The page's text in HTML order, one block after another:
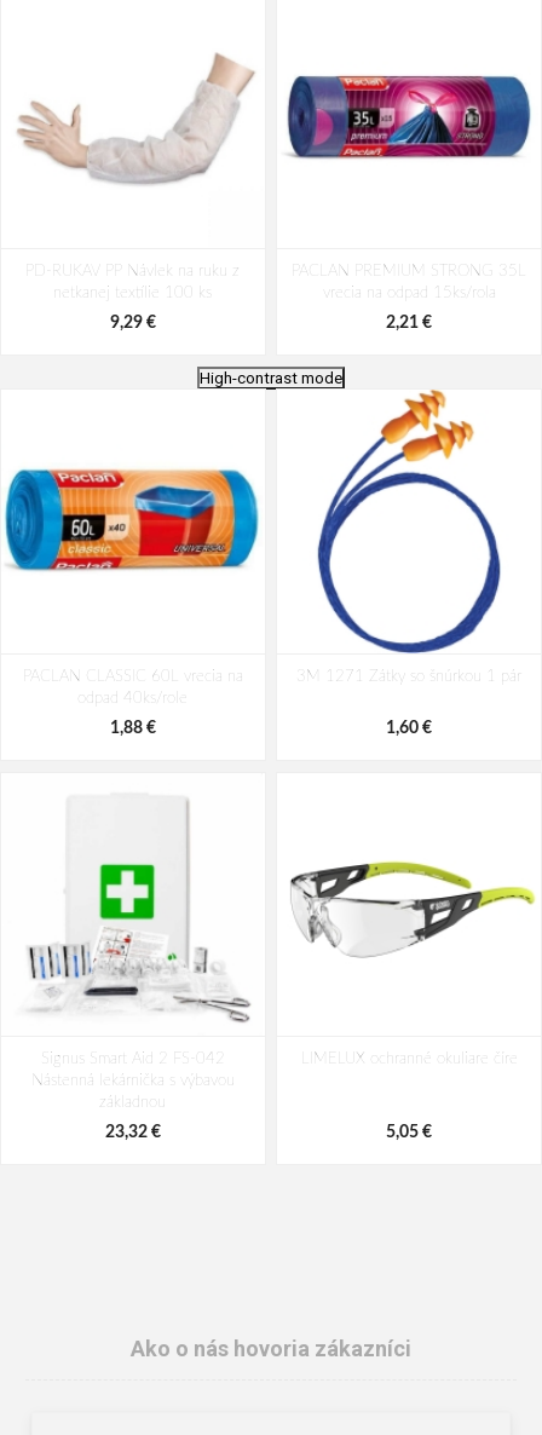
PD-RUKAV PP Návlek na ruku z
netkanej textílie 100 ks
9,29 €
PACLAN PREMIUM STRONG 35L
vrecia na odpad 15ks/rola
2,21 €
rukavice
69,79 €
Respirátor ARDON®M002 FFP2
High-contrast mode
PACLAN CLASSIC 60L vrecia na
odpad 40ks/role
1,88 €
3M 1271 Zátky so šnúrkou 1 pár
1,60 €
Signus Smart Aid 2 FS-042
Nástenná lekárnička s výbavou
základnou
23,32 €
LIMELUX ochranné okuliare číre
5,05 €
Ako o nás hovoria zákazníci